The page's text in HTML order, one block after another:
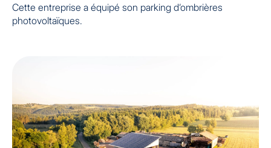
Cette entreprise a équipé son parking d’ombrières
photovoltaïques.